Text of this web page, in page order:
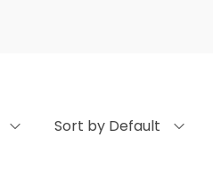
Sort by Default